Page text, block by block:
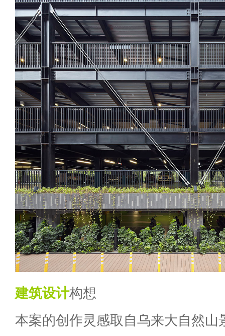
建筑设计构想
本案的创作灵感取自乌来大自然山